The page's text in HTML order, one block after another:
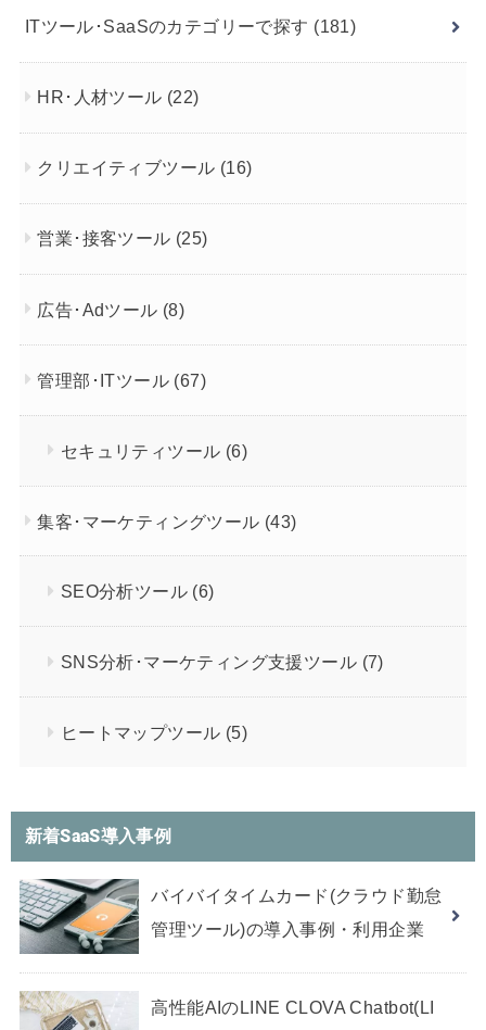
ITツール･SaaSのカテゴリーで探す (181)
HR･人材ツール (22)
クリエイティブツール (16)
営業･接客ツール (25)
広告･Adツール (8)
管理部･ITツール (67)
セキュリティツール (6)
集客･マーケティングツール (43)
SEO分析ツール (6)
SNS分析･マーケティング支援ツール (7)
ヒートマップツール (5)
新着SaaS導入事例
バイバイタイムカード(クラウド勤怠
管理ツール)の導入事例・利用企業
高性能AIのLINE CLOVA Chatbot(LI